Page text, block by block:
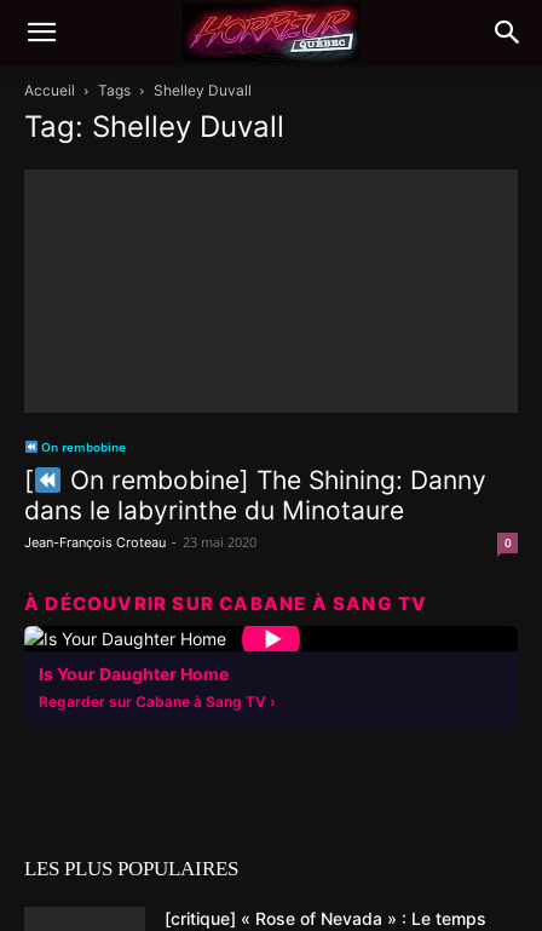
Accueil Tags Shelley Duvall
Tag: Shelley Duvall
On rembobine
[
On rembobine] The Shining: Danny
dans le labyrinthe du Minotaure
Jean-François Croteau - 23 mai 2020 0
À DÉCOUVRIR SUR CABANE À SANG TV
▶
Is Your Daughter Home
Regarder sur Cabane à Sang TV
LES PLUS POPULAIRES
[critique] « Rose of Nevada » : Le temps